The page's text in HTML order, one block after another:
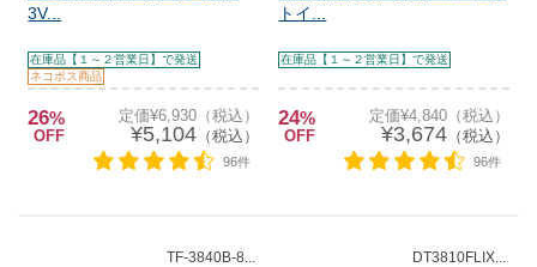
3V...
在庫品【１～２営業日】で発送
ネコポス商品
26%
OFF
定価¥6,930（税込）
¥5,104（税込）
96件
トイ...
在庫品【１～２営業日】で発送
24%
OFF
定価¥4,840（税込）
¥3,674（税込）
96件
TF-3840B-8... DT3810FLIX...